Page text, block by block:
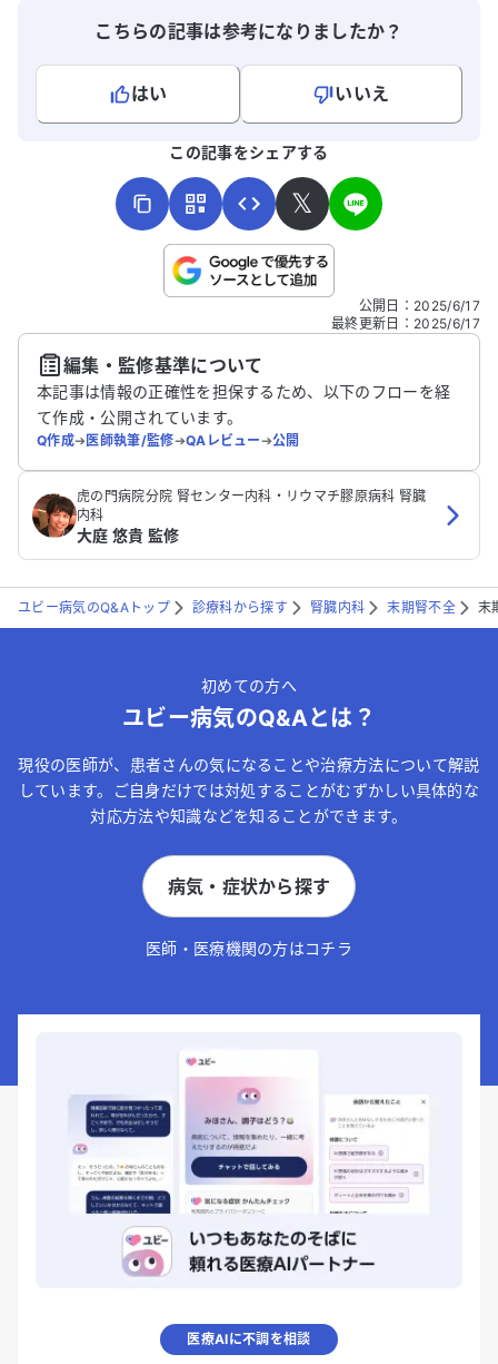
こちらの記事は参考になりましたか？
はい
いいえ
こちらは送信専用のフォームです。氏名やご自身の病気の詳細な
送信する
この記事をシェアする
𝕏
公開日 ： 2025/6/17
最終更新日 ： 2025/6/17
編集・監修基準について
本記事は情報の正確性を担保するため、以下のフローを経
て作成・公開されています。
Q作成➔医師執筆/監修➔QAレビュー➔公開
虎の門病院分院 腎センター内科・リウマチ膠原病科 腎臓
内科
大庭 悠貴 監修
ユビー病気のQ&Aトップ 診療科から探す 腎臓内科 末期腎不全 末
初めての方へ
ユビー病気のQ&Aとは？
現役の医師が、患者さんの気になることや治療方法について解説
しています。ご自身だけでは対処することがむずかしい具体的な
対応方法や知識などを知ることができます。
病気・症状から探す
医師・医療機関の方はコチラ
医療AIに不調を相談